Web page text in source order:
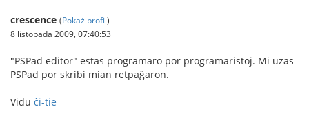
crescence (Pokaż profil)
8 listopada 2009, 07:40:53
"PSPad editor" estas programaro por programaristoj. Mi uzas
PSPad por skribi mian retpaĝaron.
Vidu ĉi-tie